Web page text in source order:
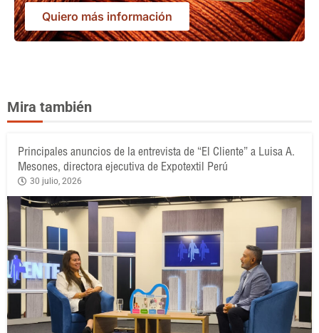
Quiero más información
Mira también
Principales anuncios de la entrevista de “El Cliente” a Luisa A.
Mesones, directora ejecutiva de Expotextil Perú
30 julio, 2026